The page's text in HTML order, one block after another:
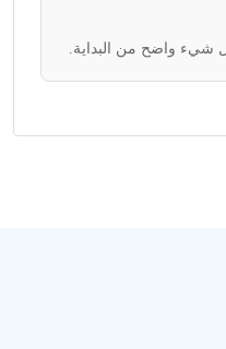
شيء واضح من البداية.